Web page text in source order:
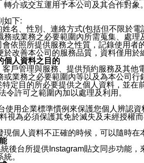
介或交互運用予本公司及其合作對象。
如下:
名、性別、連絡方式(包括但不限於
或業務之必要範圍內所需蒐集、處理
依照所提供服務之性質，記錄使用
改善本公司的服務品質，資料僅用於
個人資料之目的
戶管理與服務、提供預約服務及其
業務之必要範圍內等以及為本公司
定目的所必要提供之個人資料，並
令許可之範圍內加以處理及利用。
使用企業標準慣例來保護您個人辨認
視為必須保護其免於滅失及未經授權
現個人資料不正確的時候，可以隨時
後台所提供Instagram貼文同步功能
。